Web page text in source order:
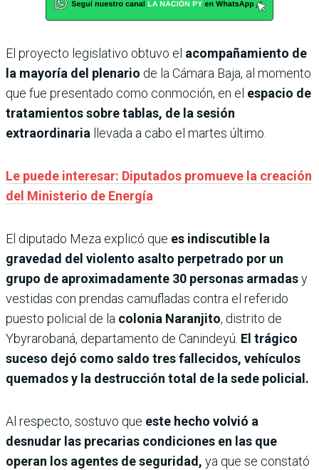
El proyecto legislativo obtuvo el acompañamiento de
la mayoría del plenario de la Cámara Baja, al momento
que fue presentado como conmoción, en el espacio de
tratamientos sobre tablas, de la sesión
extraordinaria
llevada a cabo el martes último.
Le puede interesar: Diputados promueve la creación
del Ministerio de Energía
El diputado Meza explicó que es indiscutible la
gravedad del violento asalto perpetrado por un
grupo de aproximadamente 30 personas armadasy
vestidas con prendas camufladas contra el referido
puesto policial de la colonia Naranjito, distrito de
Ybyrarobaná, departamento de Canindeyú. El trágico
suceso dejó como saldo tres fallecidos, vehículos
quemados y la destrucción total de la sede policial.
Al respecto, sostuvo que este hecho volvió a
desnudar las precarias condiciones en las que
operan los agentes de seguridad, ya que se constató